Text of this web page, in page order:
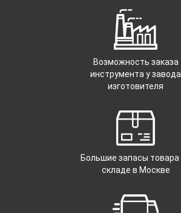
Возможность заказа
инструмента у завода
изготовителя
Большие запасы товара
складе в Москве